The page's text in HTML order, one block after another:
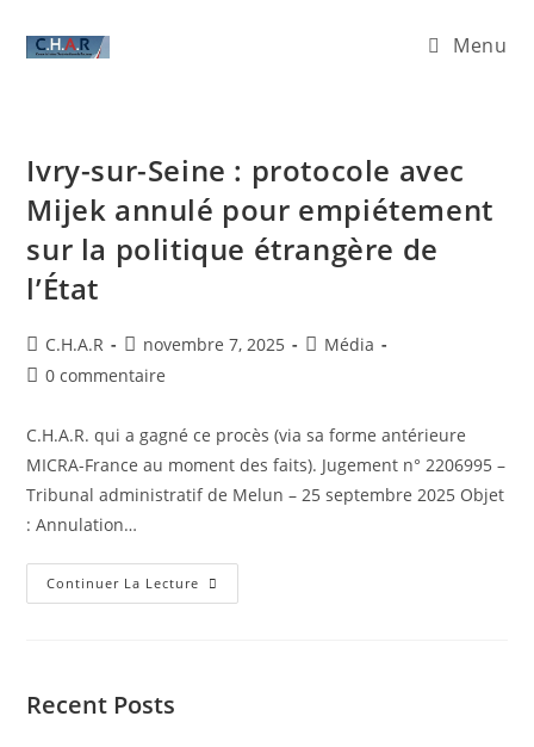
Menu
Ivry-sur-Seine : protocole avec
Mijek annulé pour empiétement
sur la politique étrangère de
l’État
C.H.A.R novembre 7, 2025
Média
0 commentaire
C.H.A.R. qui a gagné ce procès (via sa forme antérieure
MICRA-France au moment des faits). Jugement n° 2206995 –
Tribunal administratif de Melun – 25 septembre 2025 Objet
: Annulation…
Continuer La Lecture
Recent Posts